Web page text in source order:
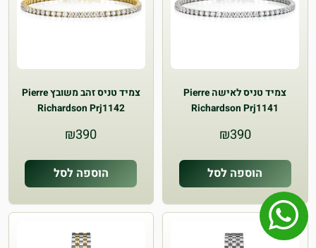
צמיד טניס לאישה Pierre
Richardson Prj1141
₪390
הוספה לסל
צמיד טניס זהב משובץ Pierre
Richardson Prj1142
₪390
הוספה לסל